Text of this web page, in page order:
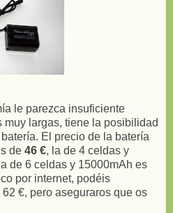
le parezca insuficiente
muy largas, tiene la posibilidad
El precio de la batería
de 46 €, la de 4 celdas y
de 6 celdas y 15000mAh es
por internet, podéis
€, pero aseguraros que os